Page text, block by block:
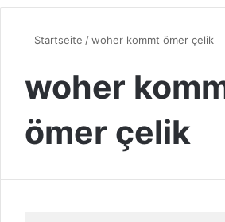
Startseite /woher kommt ömer çelik
woher
ömer çelik